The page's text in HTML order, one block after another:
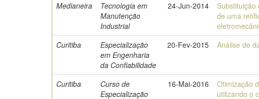
Medianeira
Tecnologia em
Manutenção
Industrial
24-Jun-2014
de uma
Curitiba
Especialização
em Engenharia
da Confiabilidade
20-Fev-2015 Análise de
Curitiba
Curso de
Especialização
16-Mai-2016
Otimização
utilizando o